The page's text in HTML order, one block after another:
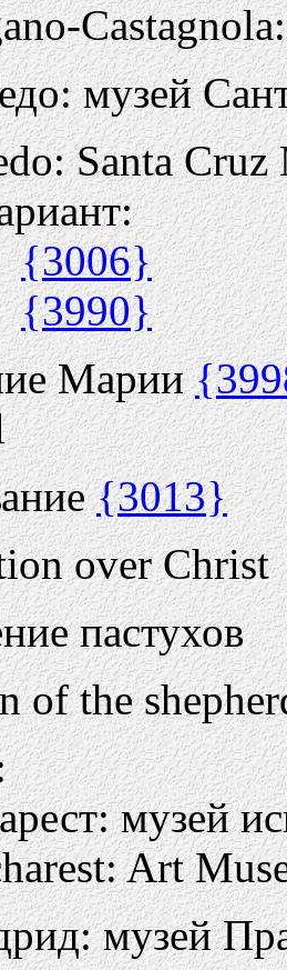
музей
Santa Cruz
{3006}
{3990}
Марии
{3013}
over Christ
пастухов
of the
музей
Art
музей